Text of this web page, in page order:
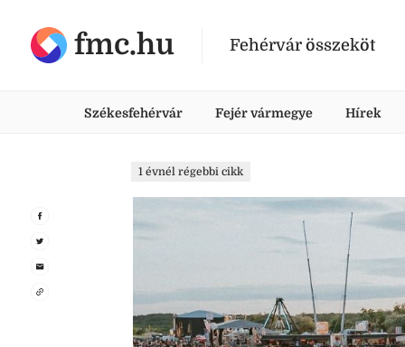
fmc.hu Fehérvár összeköt
Székesfehérvár Fejér vármegye Hírek
1 évnél régebbi cikk